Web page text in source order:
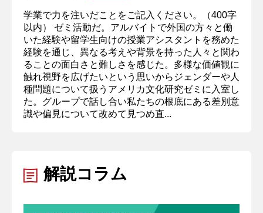
学業で力を注いだことをご記入ください。（400字
以内） ゼミ活動だ。アルバイトで外国の方々と働
いた経験や留学生向けの授業アシスタントを務めた
経験を通じ、異なる考えや背景を持った人々と関わ
ることの面白さと難しさを感じた。多様な価値観に
触れ視野を広げたいという思いからジェンダーや人
種問題について扱うアメリカ文化研究ゼミに入室し
た。グループで話し合い私たちの根底にある差別意
識や偏見について改めて見つめ直...
解説コラム